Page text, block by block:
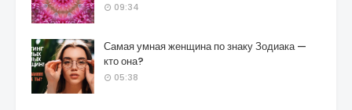
09:34
Самая умная женщина по знаку Зодиака —
кто она?
05:38